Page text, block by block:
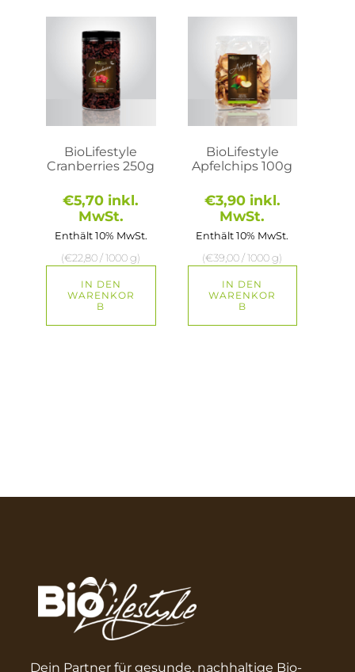
BioLifestyle
Cranberries 250g
€5,70 inkl.
MwSt.
Enthält 10% MwSt.
(€22,80/ 1000 g)
IN DEN
WARENKOR
B
BioLifestyle
Apfelchips 100g
€3,90 inkl.
MwSt.
Enthält 10% MwSt.
(€39,00/ 1000 g)
IN DEN
WARENKOR
B
Dein Partner für gesunde, nachhaltige Bio-